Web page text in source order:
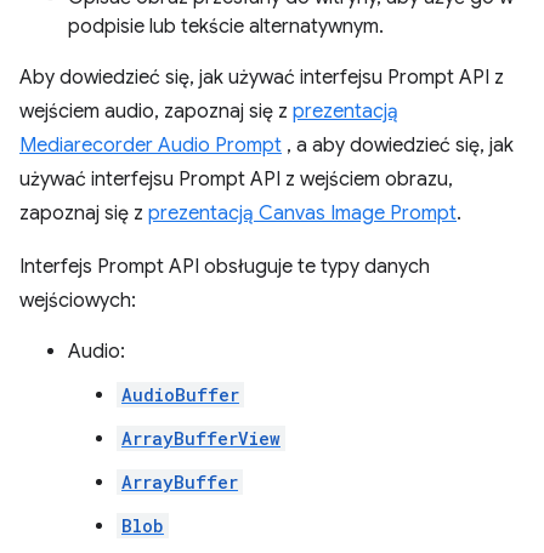
podpisie lub tekście alternatywnym.
Aby dowiedzieć się, jak używać interfejsu Prompt API z
wejściem audio, zapoznaj się z prezentacją
Mediarecorder Audio Prompt , a aby dowiedzieć się, jak
używać interfejsu Prompt API z wejściem obrazu,
zapoznaj się z prezentacją Canvas Image Prompt.
Interfejs Prompt API obsługuje te typy danych
wejściowych:
Audio:
AudioBuffer
ArrayBufferView
ArrayBuffer
Blob